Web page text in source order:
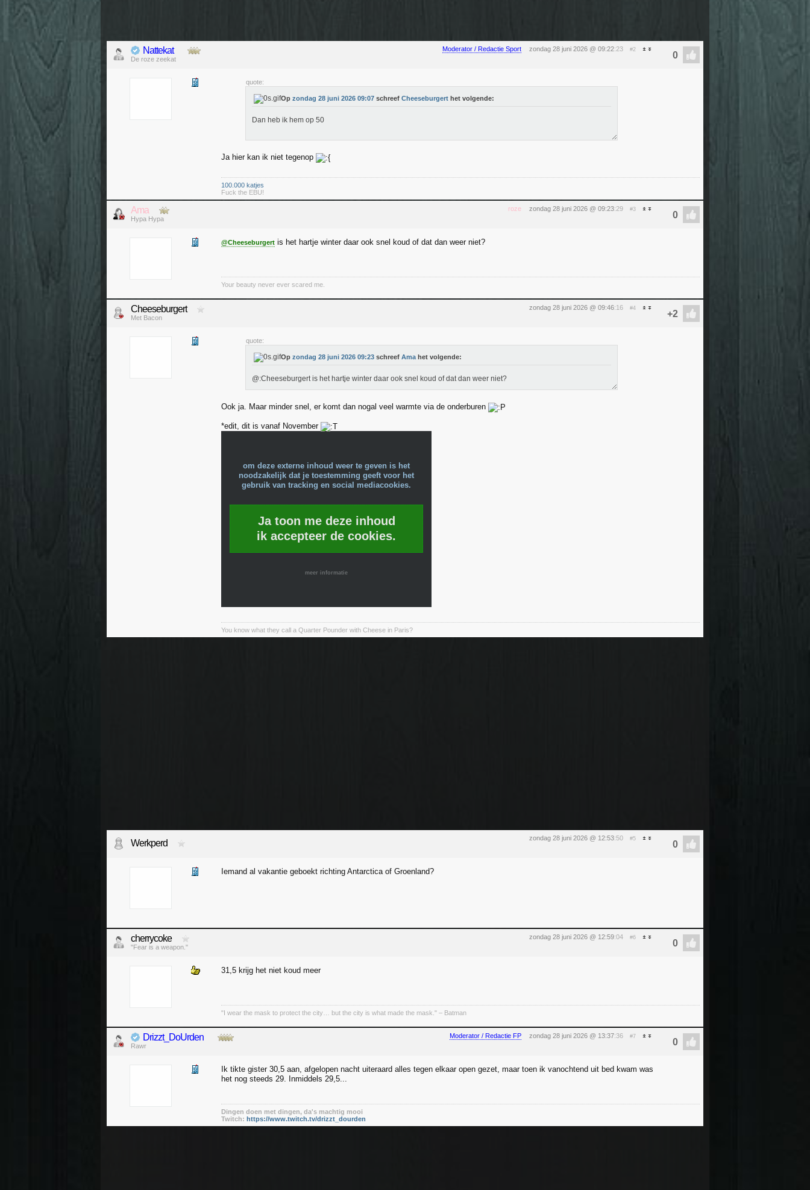
Moderator / Redactie Sport zondag 28 juni 2026 @ 09:22:23 #2
Nattekat
De roze zeekat
quote:
Op zondag 28 juni 2026 09:07 schreef Cheeseburgert het volgende:
Dan heb ik hem op 50
Ja hier kan ik niet tegenop
100.000 katjes
Fuck the EBU!
roze zondag 28 juni 2026 @ 09:23:29 #3
Ama
Hypa Hypa
@Cheeseburgert is het hartje winter daar ook snel koud of dat dan weer niet?
Your beauty never ever scared me.
zondag 28 juni 2026 @ 09:46:16 #4
Cheeseburgert
Met Bacon
quote:
Op zondag 28 juni 2026 09:23 schreef Ama het volgende:
@:Cheeseburgert is het hartje winter daar ook snel koud of dat dan weer niet?
Ook ja. Maar minder snel, er komt dan nogal veel warmte via de onderburen
*edit, dit is vanaf November
om deze externe inhoud weer te geven is het
noodzakelijk dat je toestemming geeft voor het
gebruik van tracking en social mediacookies.
Ja toon me deze inhoud
ik accepteer de cookies.
meer informatie
You know what they call a Quarter Pounder with Cheese in Paris?
zondag 28 juni 2026 @ 12:53:50 #5
Werkperd
Iemand al vakantie geboekt richting Antarctica of Groenland?
zondag 28 juni 2026 @ 12:59:04 #6
cherrycoke
"Fear is a weapon."
31,5 krijg het niet koud meer
"I wear the mask to protect the city… but the city is what made the mask." – Batman
Moderator / Redactie FP zondag 28 juni 2026 @ 13:37:36 #7
Drizzt_DoUrden
Rawr
Ik tikte gister 30,5 aan, afgelopen nacht uiteraard alles tegen elkaar open gezet, maar toen ik vanochtend uit bed kwam was
het nog steeds 29. Inmiddels 29,5...
Dingen doen met dingen, da's machtig mooi
Twitch: https://www.twitch.tv/drizzt_dourden